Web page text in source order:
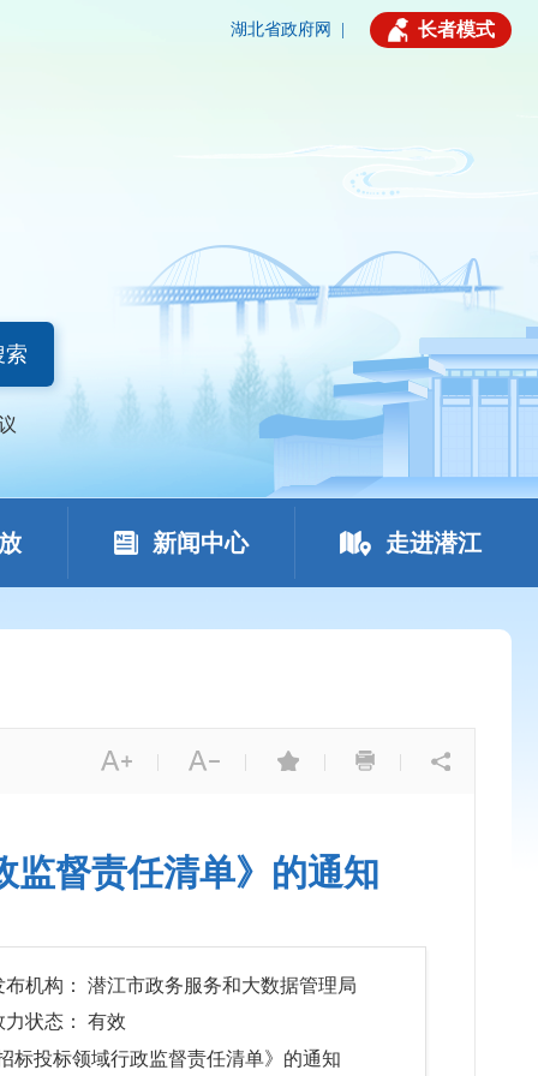
湖北省政府网 长者模式
索
新闻中心 走进潜江
| | | |
监督责任清单》的通知
布机构： 潜江市政务服务和大数据管理局
力状态： 有效
投标领域行政监督责任清单》的通知